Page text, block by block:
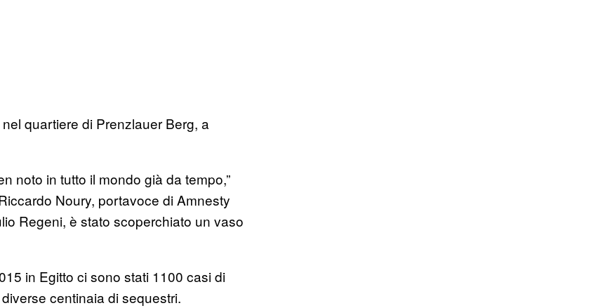
quartiere di Prenzlauer Berg, a
noto in tutto il mondo già da tempo,”
Noury, portavoce di Amnesty
Regeni, è stato scoperchiato un vaso
in Egitto ci sono stati 1100 casi di
centinaia di sequestri.